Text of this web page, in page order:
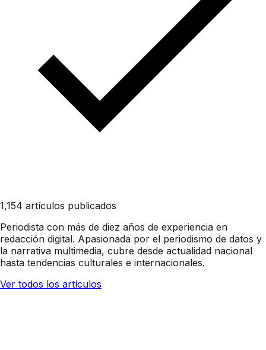
1,154 artículos publicados
Periodista con más de diez años de experiencia en
redacción digital. Apasionada por el periodismo de datos y
la narrativa multimedia, cubre desde actualidad nacional
hasta tendencias culturales e internacionales.
Ver todos los artículos